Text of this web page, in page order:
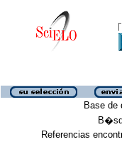
Base de
Referencias